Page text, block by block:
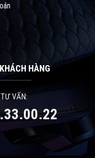
HÀNG
VẤN: